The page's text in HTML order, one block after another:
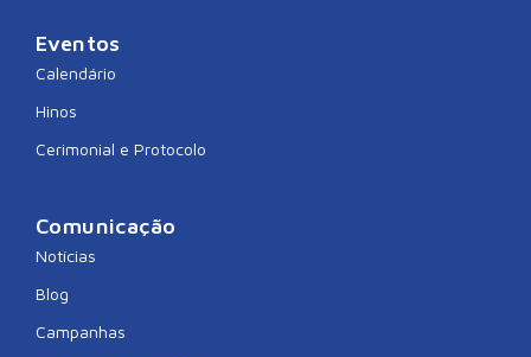
Eventos
Calendário
Hinos
Cerimonial e Protocolo
Comunicação
Notícias
Blog
Campanhas